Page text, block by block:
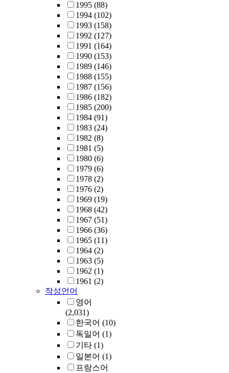
1995 (88)
1994 (102)
1993 (158)
1992 (127)
1991 (164)
1990 (153)
1989 (146)
1988 (155)
1987 (156)
1986 (182)
1985 (200)
1984 (91)
1983 (24)
1982 (8)
1981 (5)
1980 (6)
1979 (6)
1978 (2)
1976 (2)
1969 (19)
1968 (42)
1967 (51)
1966 (36)
1965 (11)
1964 (2)
1963 (5)
1962 (1)
1961 (2)
작성언어
영어
(2,031)
한국어 (10)
독일어 (1)
기타 (1)
일본어 (1)
프랑스어